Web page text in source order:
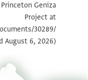
Geniza
Project at
30289/
August 6, 2026).